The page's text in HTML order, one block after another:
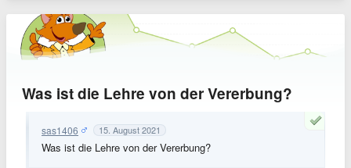
Was ist die Lehre von der Vererbung?
sas1406 15. August 2021
Was ist die Lehre von der Vererbung?